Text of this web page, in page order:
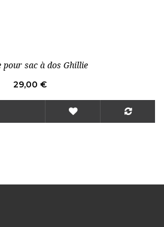
pour sac à dos Ghillie
Prix
29,00 €